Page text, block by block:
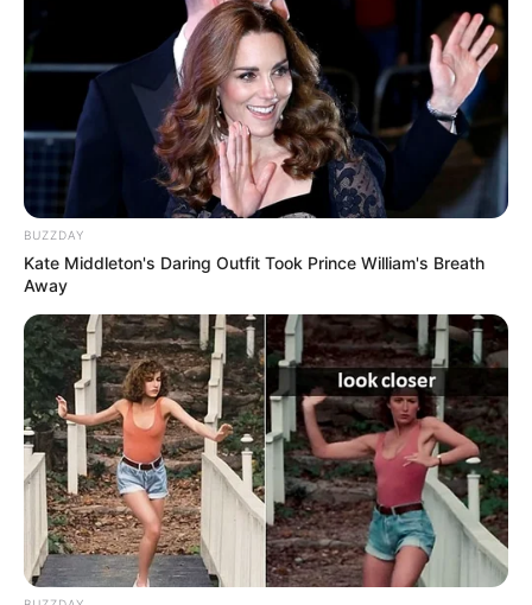
BUZZDAY
Kate Middleton's Daring Outfit Took Prince William's Breath
Away